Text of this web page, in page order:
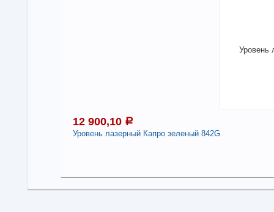
12 900,10 a
Уровень лазерный Капро зеленый 842G